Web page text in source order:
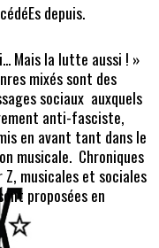
depuis.
Mais la lutte aussi ! »
mixés sont des
sociaux auxquels
anti-fasciste,
en avant tant dans le
musicale. Chroniques
musicales et sociales
proposées en